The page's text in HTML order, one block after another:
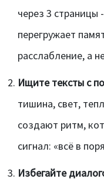
через 3 страницы
перегружает
расслабление, а
Ищите тексты с
тишина, свет,
создают ритм,
сигнал: «всё в
Избегайте